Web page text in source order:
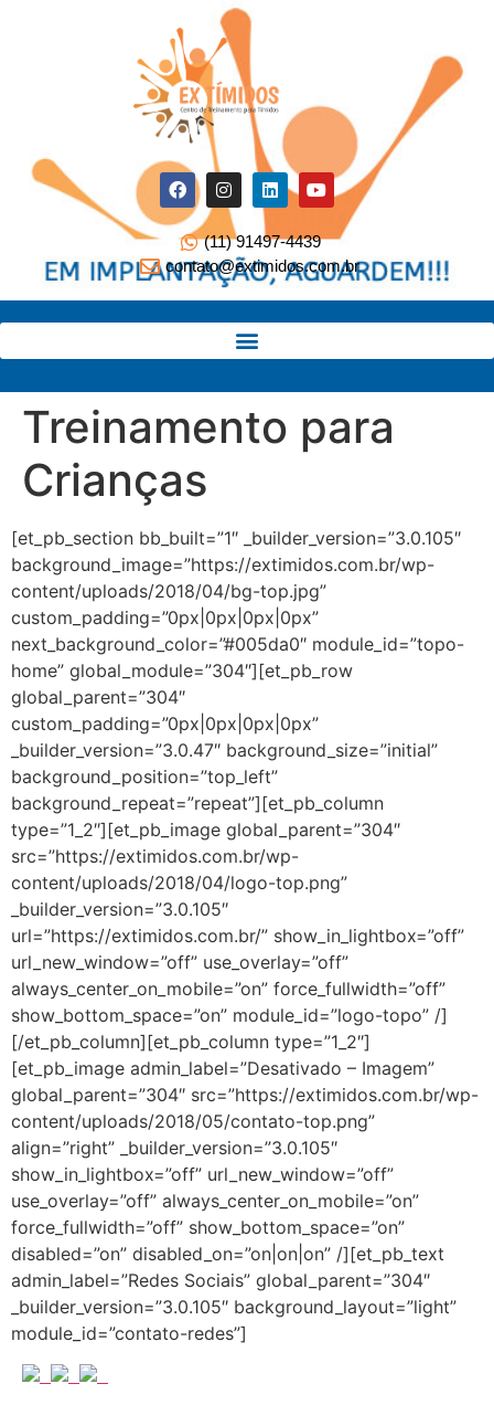
(11) 91497-4439
contato@extimidos.com.br
Treinamento para
Crianças
[et_pb_section bb_built=”1″ _builder_version=”3.0.105″
background_image=”https://extimidos.com.br/wp-
content/uploads/2018/04/bg-top.jpg”
custom_padding=”0px|0px|0px|0px”
next_background_color=”#005da0″ module_id=”topo-
home” global_module=”304″][et_pb_row
global_parent=”304″
custom_padding=”0px|0px|0px|0px”
_builder_version=”3.0.47″ background_size=”initial”
background_position=”top_left”
background_repeat=”repeat”][et_pb_column
type=”1_2″][et_pb_image global_parent=”304″
src=”https://extimidos.com.br/wp-
content/uploads/2018/04/logo-top.png”
_builder_version=”3.0.105″
url=”https://extimidos.com.br/” show_in_lightbox=”off”
url_new_window=”off” use_overlay=”off”
always_center_on_mobile=”on” force_fullwidth=”off”
show_bottom_space=”on” module_id=”logo-topo” /]
[/et_pb_column][et_pb_column type=”1_2″]
[et_pb_image admin_label=”Desativado – Imagem”
global_parent=”304″ src=”https://extimidos.com.br/wp-
content/uploads/2018/05/contato-top.png”
align=”right” _builder_version=”3.0.105″
show_in_lightbox=”off” url_new_window=”off”
use_overlay=”off” always_center_on_mobile=”on”
force_fullwidth=”off” show_bottom_space=”on”
disabled=”on” disabled_on=”on|on|on” /][et_pb_text
admin_label=”Redes Sociais” global_parent=”304″
_builder_version=”3.0.105″ background_layout=”light”
module_id=”contato-redes”]